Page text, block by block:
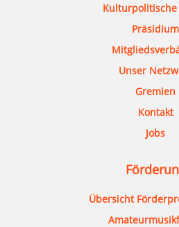
Präsidium
Unser
Gremien
Kontakt
Jobs
Übersicht